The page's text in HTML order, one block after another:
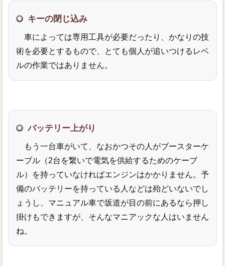
キーの閉じ込み
車によっては専用工具が必要だったり、かなりの技
術を必要とするもので、とても個人が追いつけるレベ
ルの作業ではありません。
バッテリー上がり
もう一台車がいて、なおかつその人がブースターケ
ーブル（2台を繋いで電気を供給するためのケーブ
ル）を持っていなければエンジンはかかりません。予
備のバッテリーを持っている人などは殆どいないでし
ょうし、マニュアル車で坂道が目の前にあるなら押し
掛けもできますが、そんなマニアックな人はいません
ね。